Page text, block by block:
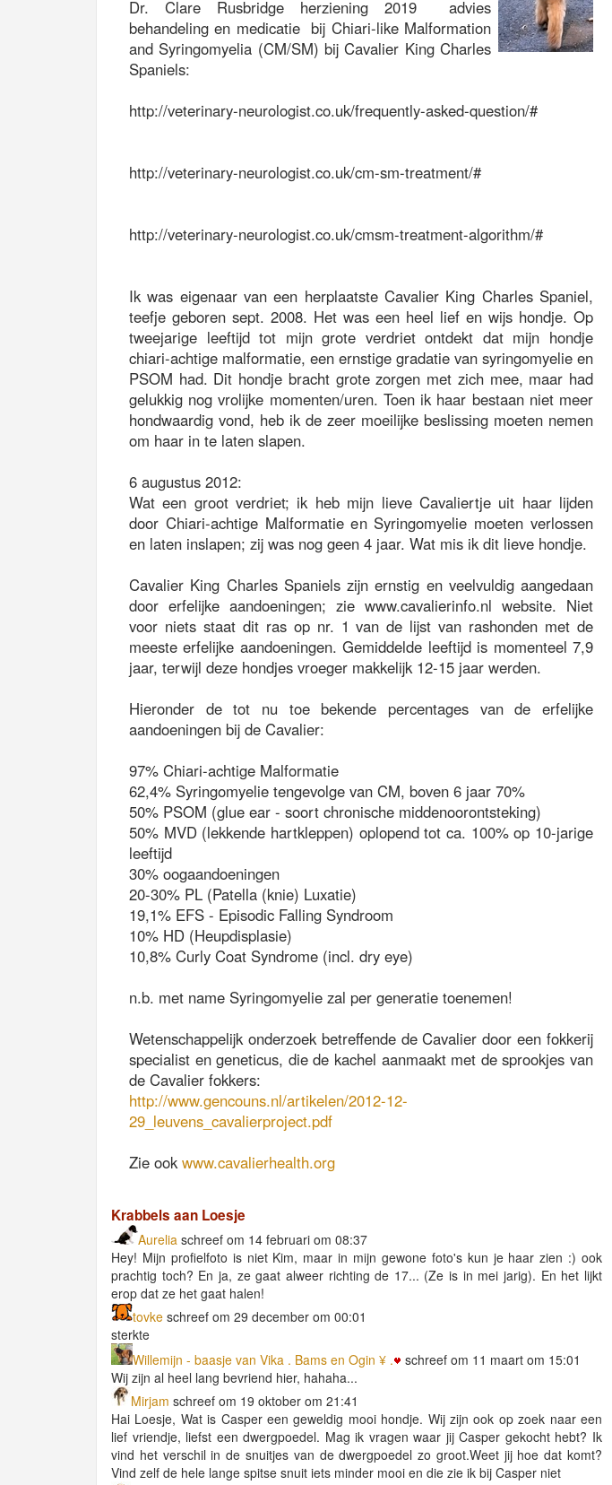
Dr. Clare Rusbridge herziening 2019 advies
behandeling en medicatie bij Chiari-like Malformation
and Syringomyelia (CM/SM) bij Cavalier King Charles
Spaniels:
http://veterinary-neurologist.co.uk/frequently-asked-question/#
http://veterinary-neurologist.co.uk/cm-sm-treatment/#
http://veterinary-neurologist.co.uk/cmsm-treatment-algorithm/#
Ik was eigenaar van een herplaatste Cavalier King Charles Spaniel,
teefje geboren sept. 2008. Het was een heel lief en wijs hondje. Op
tweejarige leeftijd tot mijn grote verdriet ontdekt dat mijn hondje
chiari-achtige malformatie, een ernstige gradatie van syringomyelie en
PSOM had. Dit hondje bracht grote zorgen met zich mee, maar had
gelukkig nog vrolijke momenten/uren. Toen ik haar bestaan niet meer
hondwaardig vond, heb ik de zeer moeilijke beslissing moeten nemen
om haar in te laten slapen.
6 augustus 2012:
Wat een groot verdriet; ik heb mijn lieve Cavaliertje uit haar lijden
door Chiari-achtige Malformatie en Syringomyelie moeten verlossen
en laten inslapen; zij was nog geen 4 jaar. Wat mis ik dit lieve hondje.
Cavalier King Charles Spaniels zijn ernstig en veelvuldig aangedaan
door erfelijke aandoeningen; zie www.cavalierinfo.nl website. Niet
voor niets staat dit ras op nr. 1 van de lijst van rashonden met de
meeste erfelijke aandoeningen. Gemiddelde leeftijd is momenteel 7,9
jaar, terwijl deze hondjes vroeger makkelijk 12-15 jaar werden.
Hieronder de tot nu toe bekende percentages van de erfelijke
aandoeningen bij de Cavalier:
97% Chiari-achtige Malformatie
62,4% Syringomyelie tengevolge van CM, boven 6 jaar 70%
50% PSOM (glue ear - soort chronische middenoorontsteking)
50% MVD (lekkende hartkleppen) oplopend tot ca. 100% op 10-jarige
leeftijd
30% oogaandoeningen
20-30% PL (Patella (knie) Luxatie)
19,1% EFS - Episodic Falling Syndroom
10% HD (Heupdisplasie)
10,8% Curly Coat Syndrome (incl. dry eye)
n.b. met name Syringomyelie zal per generatie toenemen!
Wetenschappelijk onderzoek betreffende de Cavalier door een fokkerij
specialist en geneticus, die de kachel aanmaakt met de sprookjes van
de Cavalier fokkers:
http://www.gencouns.nl/artikelen/2012-12-
29_leuvens_cavalierproject.pdf
Zie ookwww.cavalierhealth.org
Krabbels aan Loesje
Aurelia schreef om 14 februari om 08:37
Hey! Mijn profielfoto is niet Kim, maar in mijn gewone foto's kun je haar zien :) ook
prachtig toch? En ja, ze gaat alweer richting de 17... (Ze is in mei jarig). En het lijkt
erop dat ze het gaat halen!
tovke schreef om 29 december om 00:01
sterkte
Willemijn - baasje van Vika . Bams en Ogin ¥ .
schreef om 11 maart om 15:01
Wij zijn al heel lang bevriend hier, hahaha...
Mirjam schreef om 19 oktober om 21:41
Hai Loesje, Wat is Casper een geweldig mooi hondje. Wij zijn ook op zoek naar een
lief vriendje, liefst een dwergpoedel. Mag ik vragen waar jij Casper gekocht hebt? Ik
vind het verschil in de snuitjes van de dwergpoedel zo groot.Weet jij hoe dat komt?
Vind zelf de hele lange spitse snuit iets minder mooi en die zie ik bij Casper niet